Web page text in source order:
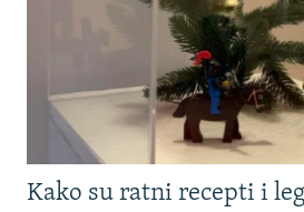
Kako su ratni recepti i